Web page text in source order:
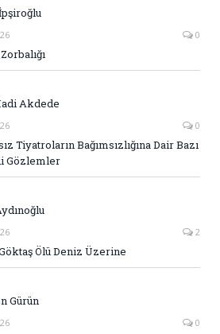
0
Akdede
0
Tiyatroların Bağımsızlığına Dair Bazı
Gözlemler
2
Ölü Deniz Üzerine
Gürün
0